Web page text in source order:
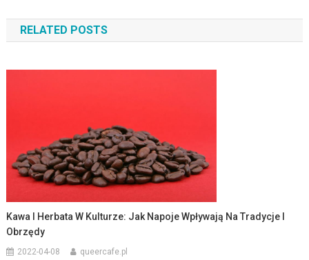
wpisu
RELATED POSTS
Kawa I Herbata W Kulturze: Jak Napoje Wpływają Na Tradycje I
Obrzędy
2022-04-08 queercafe.pl